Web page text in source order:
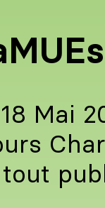
Mai
tout